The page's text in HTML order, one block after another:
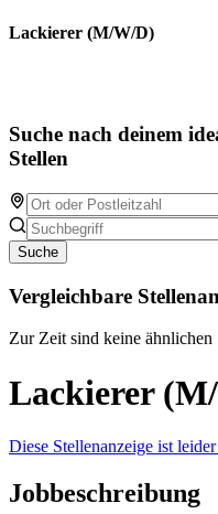
Lackierer (M/W/D)
Suche nach deinem
Stellen
Suche
Vergleichbare
Zur Zeit sind keine ähnlichen
Lackierer
Diese Stellenanzeige ist
Jobbeschreibung